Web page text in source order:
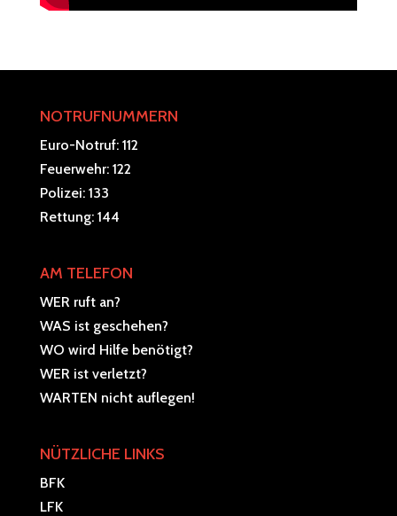
NOTRUFNUMMERN
Euro-Notruf: 112
Feuerwehr: 122
Polizei: 133
Rettung: 144
AM TELEFON
WER ruft an?
WAS ist geschehen?
WO wird Hilfe benötigt?
WER ist verletzt?
WARTEN nicht auflegen!
NÜTZLICHE LINKS
BFK
LFK